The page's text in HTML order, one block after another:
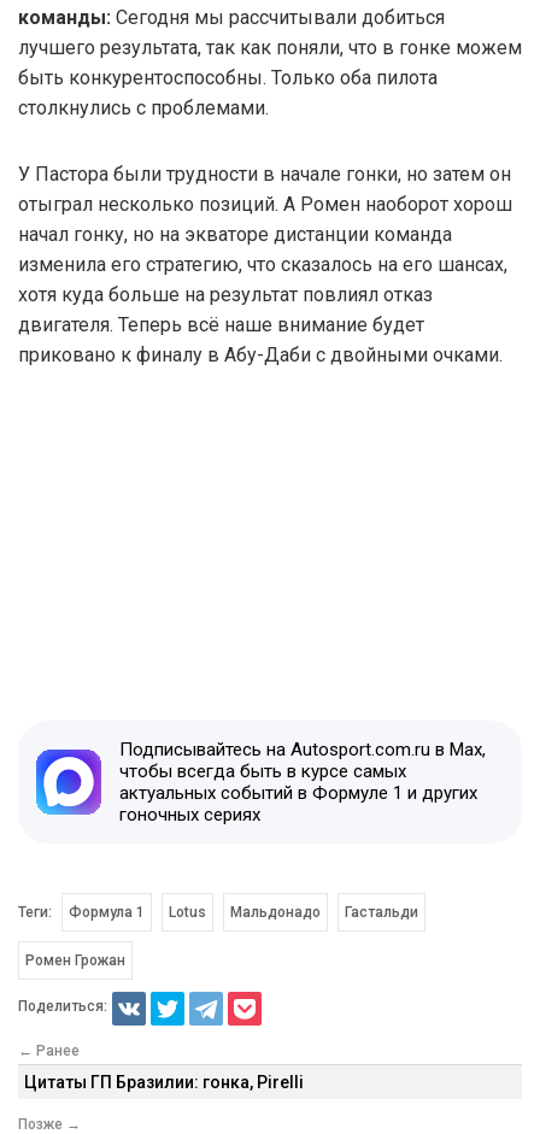
команды: Сегодня мы рассчитывали добиться
лучшего результата, так как поняли, что в гонке можем
быть конкурентоспособны. Только оба пилота
столкнулись с проблемами.
У Пастора были трудности в начале гонки, но затем он
отыграл несколько позиций. А Ромен наоборот хорош
начал гонку, но на экваторе дистанции команда
изменила его стратегию, что сказалось на его шансах,
хотя куда больше на результат повлиял отказ
двигателя. Теперь всё наше внимание будет
приковано к финалу в Абу-Даби с двойными очками.
Подписывайтесь на Autosport.com.ru в Max,
чтобы всегда быть в курсе самых
актуальных событий в Формуле 1 и других
гоночных сериях
Теги: Формула 1 Lotus Мальдонадо Гастальди
Ромен Грожан
Поделиться:
← Ранее
Цитаты ГП Бразилии: гонка, Pirelli
Позже →